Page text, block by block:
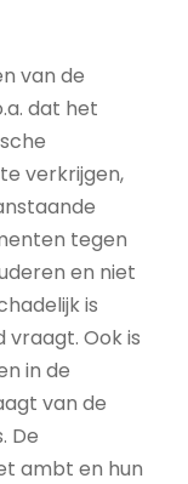
van de
dat het
verkrijgen,
tegen
en niet
is
Ook is
in de
van de
De
ambt en hun